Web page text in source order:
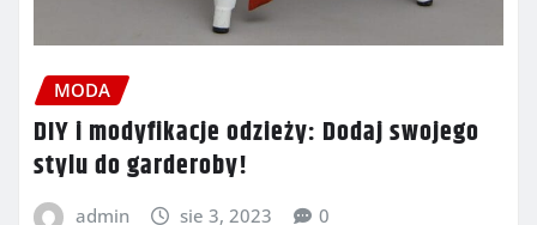
MODA
DIY i modyfikacje odzieży: Dodaj swojego
stylu do garderoby!
admin sie 3, 2023 0